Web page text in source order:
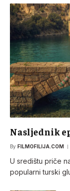
Nasljednik
By FILMOFILIJA.COM
U središtu priče
popularni turski